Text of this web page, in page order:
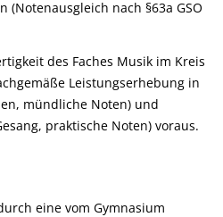
(Notenausgleich nach §63a GSO
des Faches Musik im Kreis
Leistungserhebung in
mündliche Noten) und
praktische Noten) voraus.
eine vom Gymnasium